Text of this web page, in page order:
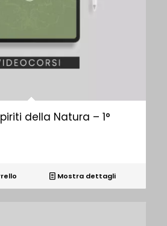
della Natura – 1°
Mostra dettagli